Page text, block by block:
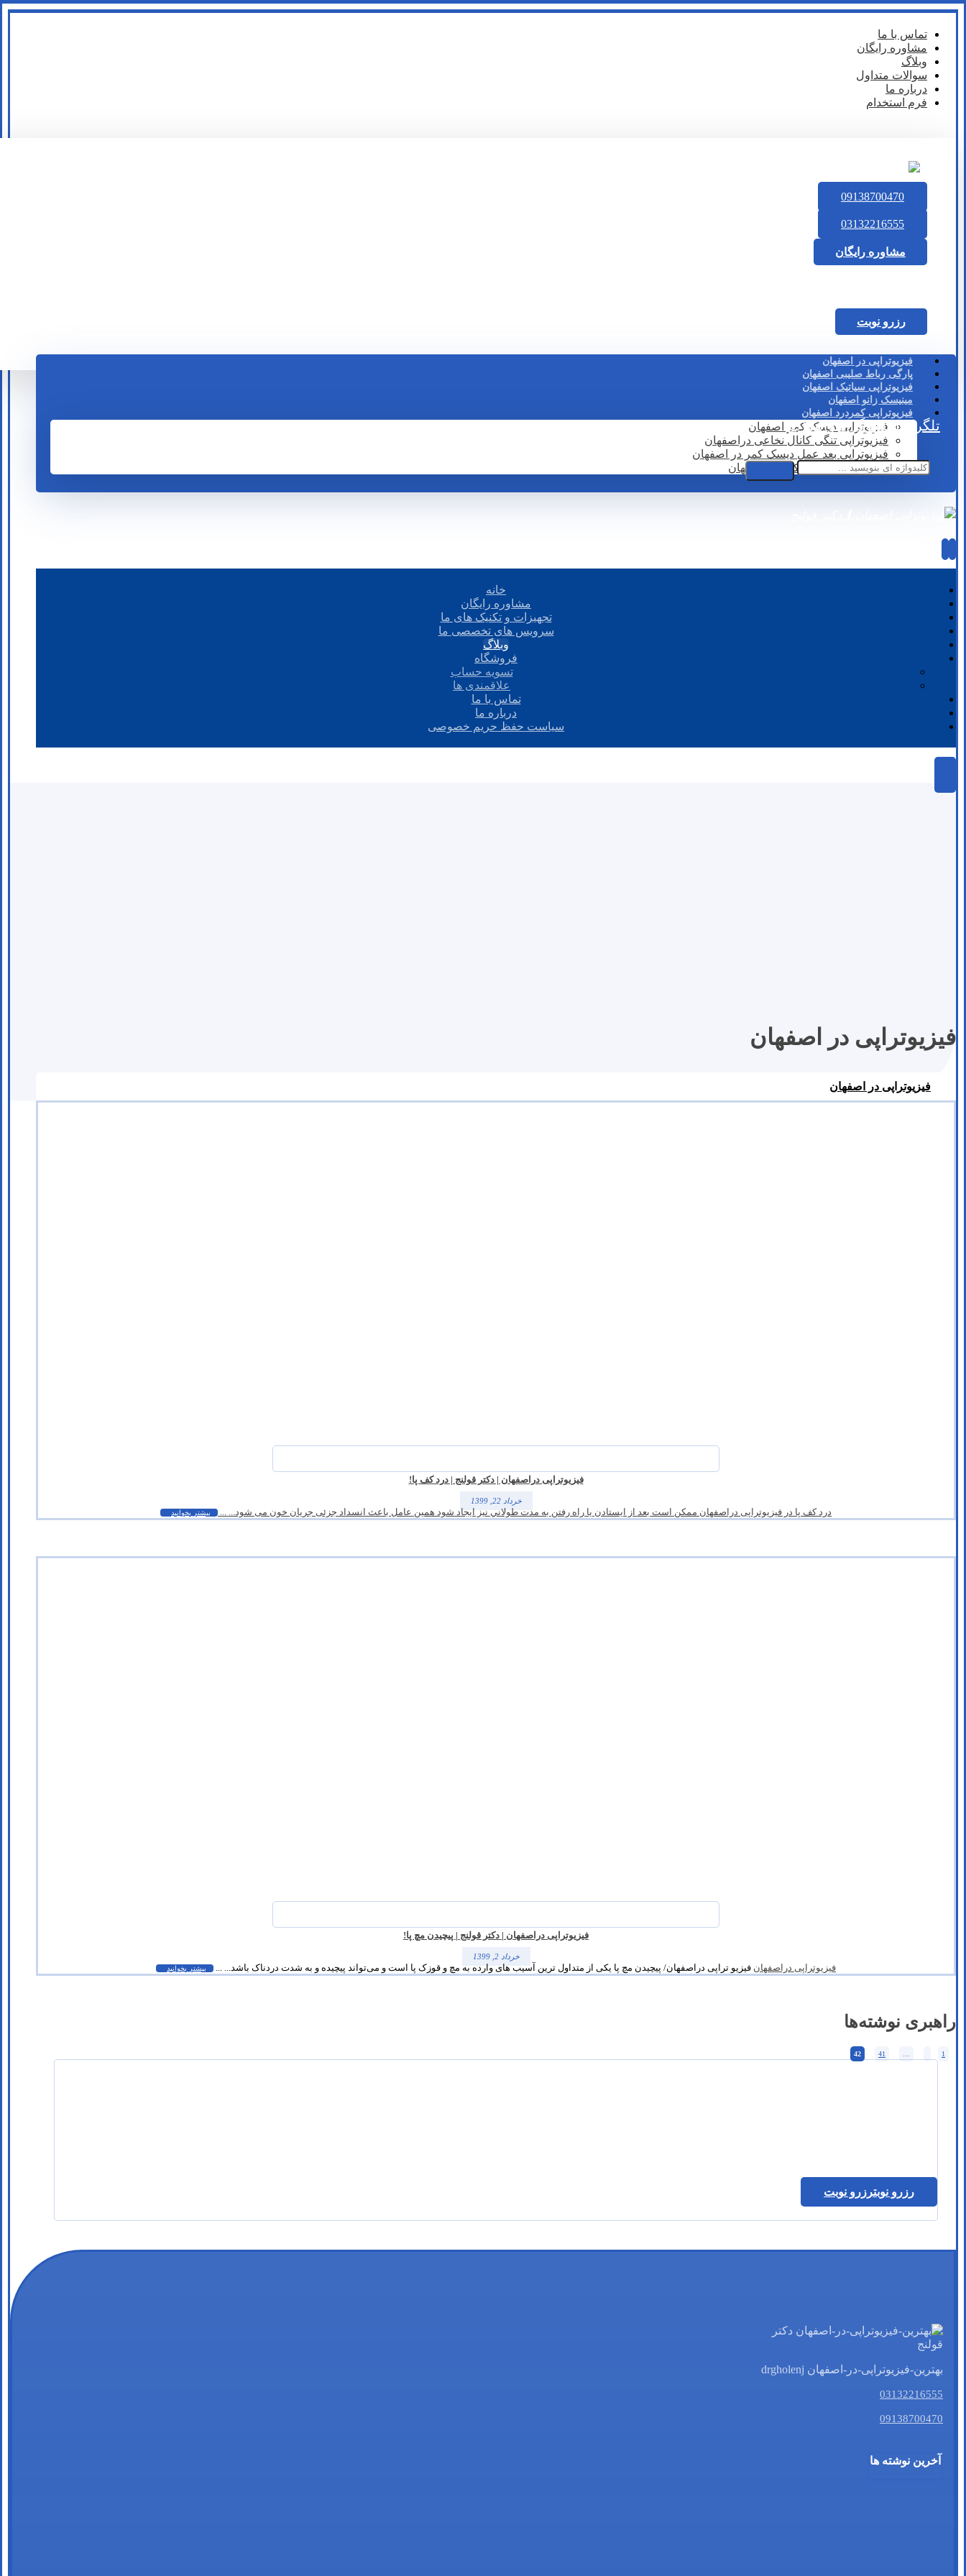
تماس با ما
مشاوره رایگان
وبلاگ
سوالات متداول
درباره ما
فرم استخدام
09138700470
03132216555
مشاوره رایگان
رزرو نوبت
فیزیوتراپی در اصفهان
پارگی رباط صلیبی اصفهان
فیزیوتراپی سیاتیک اصفهان
مینیسک زانو اصفهان
فیزیوتراپی کمردرد اصفهان
فیزیوتراپی دیسک کمر اصفهان
فیزیوتراپی تنگی کانال نخاعی دراصفهان
فیزیوتراپی بعد عمل دیسک کمر در اصفهان
لیزر درمانی دیسک کمر در اصفهان
تلگرام اینستاگرام واتساپ
خانه
مشاوره رایگان
تجهیزات و تکنیک های ما
سرویس های تخصصی ما
وبلاگ
فروشگاه
تسویه حساب
علاقمندی ها
تماس با ما
درباره ما
سیاست حفظ حریم خصوصی
فیزیوتراپی در اصفهان
فیزیوتراپی در اصفهان
فیزیوتراپی دراصفهان | دکتر قولنج | درد کف پا!
خرداد 22, 1399
درد کف پا در فیزیوتراپی دراصفهان ممکن است بعد از ايستادن يا راه رفتن به مدت طولاني نيز ايجاد شود همین عامل باعث انسداد جزئی جریان خون می شود... ... بیشتر بخوانید
فیزیوتراپی دراصفهان | دکتر قولنج | پیچیدن مچ پا!
خرداد 2, 1399
فیزیوتراپی دراصفهان فیزیو تراپی دراصفهان/ پیچیدن مچ پا یکی از متداول ترین آسیب های وارده به مچ و قوزک پا است و می‌تواند پیچیده و به شدت دردناک باشد... ... بیشتر بخوانید
راهبری نوشته‌ها
1
41
42
رزرو نوبترزرو نوبت
بهترین-فیزیوتراپی-در-اصفهان drgholenj
03132216555
09138700470
آخرین نوشته ها